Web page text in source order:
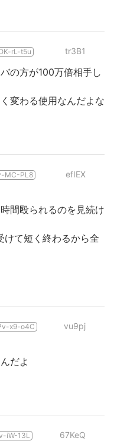
rL-t5u tr3B1
の方が100万倍相手し
変わる使用なんだよな
MC-PL8 efIEX
間殴られるのを見続け
けて短く終わるから全
x9-o4C vu9pj
だよ
iW-13L 67KeQ